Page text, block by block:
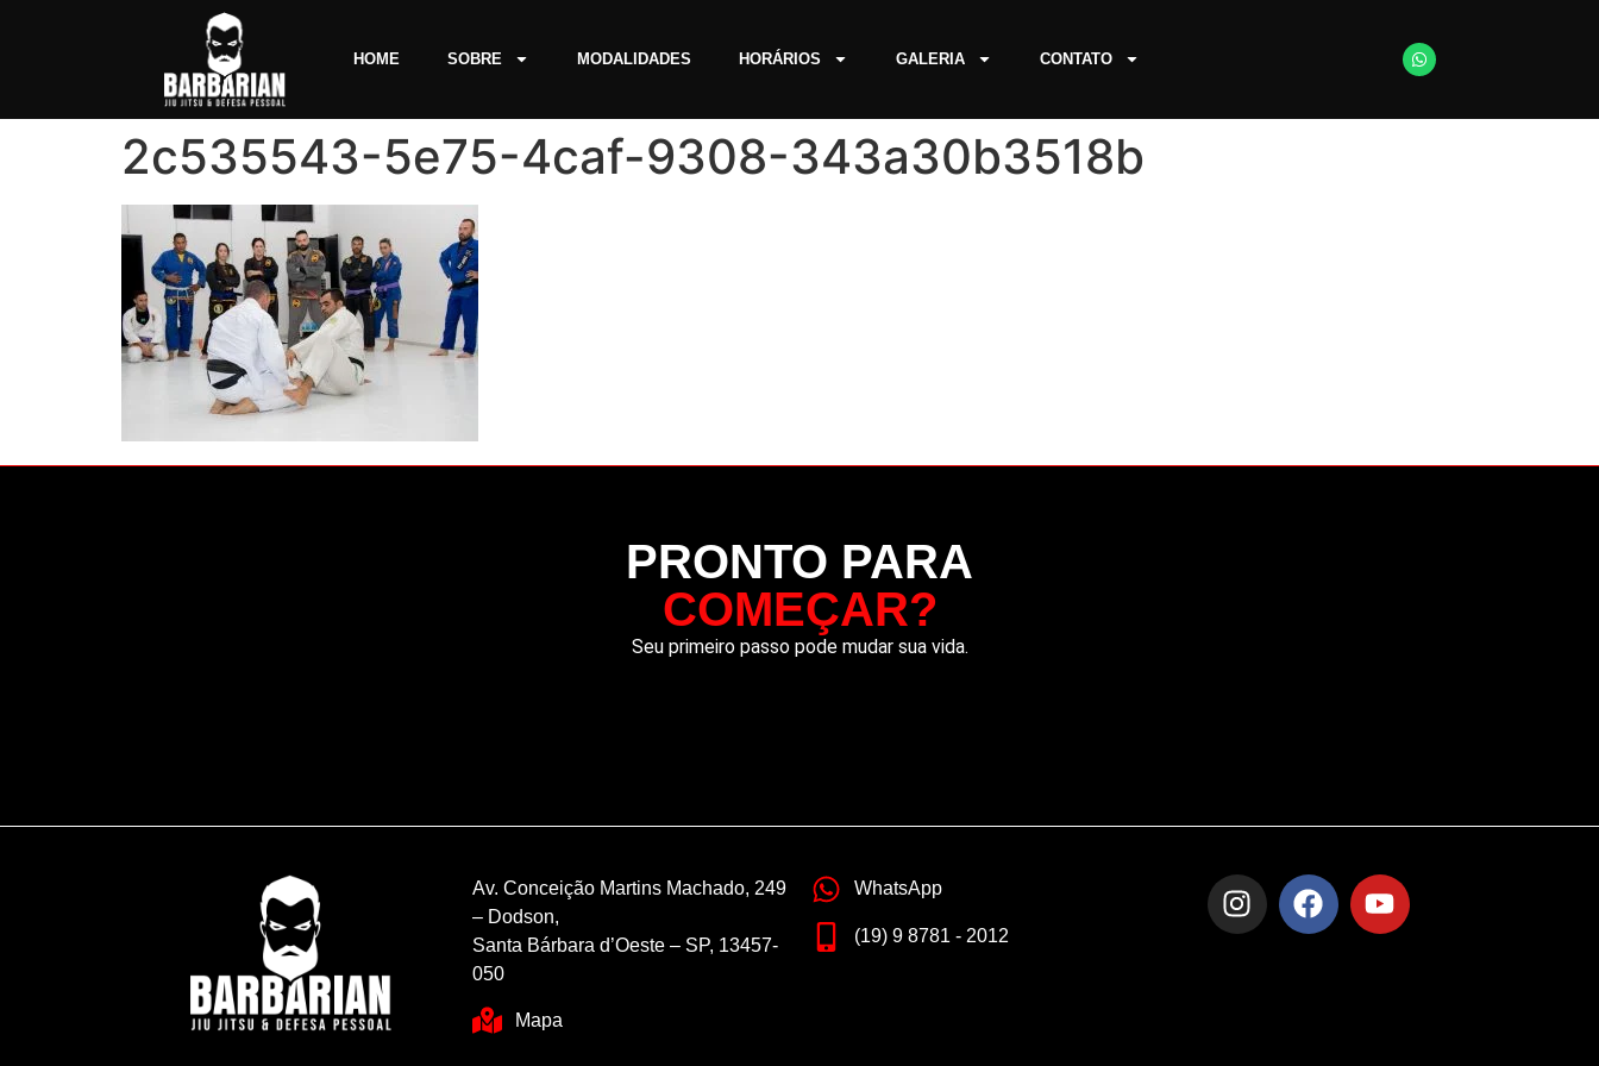
HOME SOBRE MODALIDADES HORÁRIOS GALERIA CONTATO
2c535543-5e75-4caf-9308-343a30b3518b
PRONTO PARA
COMEÇAR?
Seu primeiro passo pode mudar sua vida.
Av. Conceição Martins Machado, 249
– Dodson,
Santa Bárbara d’Oeste – SP, 13457-
050
Mapa
WhatsApp
(19) 9 8781 - 2012